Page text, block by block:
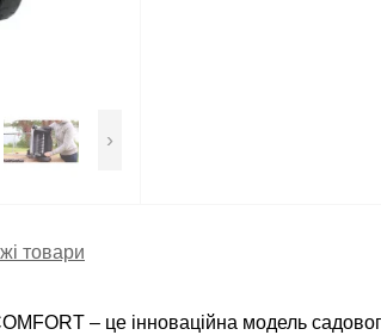
›
товари
– це інноваційна модель